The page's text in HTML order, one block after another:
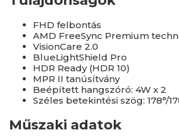
FHD felbontás
AMD FreeSync Premium
VisionCare 2.0
BlueLightShield Pro
HDR Ready (HDR 10)
MPR II tanúsítvány
Beépített hangszóró: 4W x 2
Széles betekintési szög: 178°/
Műszaki adatok